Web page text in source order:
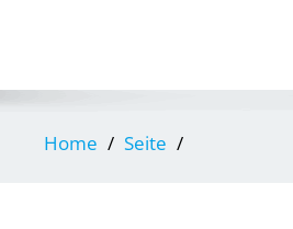
Home Seite